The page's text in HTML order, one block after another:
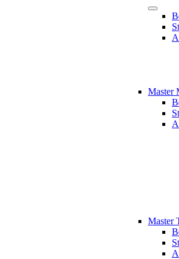
Master
Master